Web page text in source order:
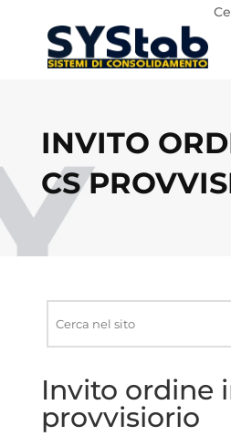
INVITO
CS
sito
Invito ordine
provvisiorio